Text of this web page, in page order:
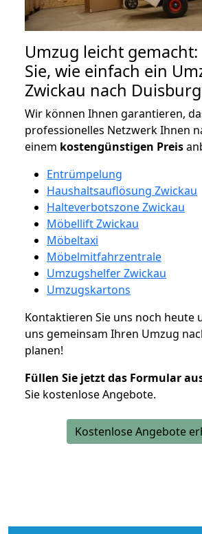
Umzug leicht
Sie, wie einfach ein
Zwickau nach
Wir können Ihnen garantieren,
professionelles Netzwerk Ihnen
einem kostengünstigen Preis
Entrümpelung
Haushaltsauflösung Zwickau
Halteverbotszone Zwickau
Möbellift Zwickau
Möbeltaxi
Möbelmitfahrzentrale
Umzugshelfer Zwickau
Umzugskartons
Kontaktieren Sie uns noch heute
uns gemeinsam Ihren Umzug
planen!
Füllen Sie jetzt das Formular
Sie kostenlose Angebote.
Kostenlose Angebote